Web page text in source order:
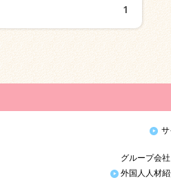
1
グループ会社
外国人人材